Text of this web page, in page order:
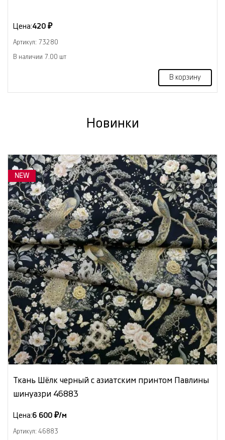
Цена:420 ₽
Артикул: 73280
В наличии 7.00 шт
В корзину
Новинки
NEW
Ткань Шёлк черный с азиатским принтом Павлины
шинуазри 46883
Цена:6 600 ₽/м
Артикул: 46883